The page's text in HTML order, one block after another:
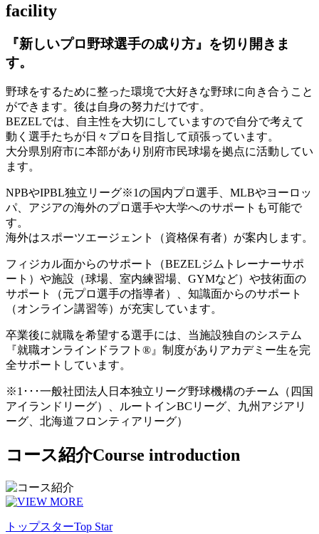
facility
『新しいプロ野球選手の成り方』を切り開きま
す。
野球をするために整った環境で大好きな野球に向き合うこと
ができます。後は自身の努力だけです。
BEZELでは、自主性を大切にしていますので自分で考えて
動く選手たちが日々プロを目指して頑張っています。
大分県別府市に本部があり別府市民球場を拠点に活動してい
ます。
NPBやIPBL独立リーグ※1の国内プロ選手、MLBやヨーロッ
パ、アジアの海外のプロ選手や大学へのサポートも可能で
す。
海外はスポーツエージェント（資格保有者）が案内します。
フィジカル面からのサポート（BEZELジムトレーナーサポ
ート）や施設（球場、室内練習場、GYMなど）や技術面の
サポート（元プロ選手の指導者）、知識面からのサポート
（オンライン講習等）が充実しています。
卒業後に就職を希望する選手には、当施設独自のシステム
『就職オンラインドラフト®』制度がありアカデミー生を完
全サポートしています。
※1･･･一般社団法人日本独立リーグ野球機構のチーム（四国
アイランドリーグ）、ルートインBCリーグ、九州アジアリ
ーグ、北海道フロンティアリーグ）
コース紹介Course introduction
トップスターTop Star